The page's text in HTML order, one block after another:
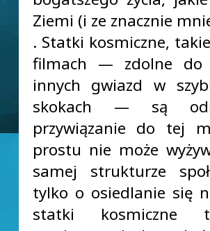
Ziemi (i ze znacznie
. Statki kosmiczne,
filmach — zdolne do
innych gwiazd w
skokach — są
przywiązanie do tej
prostu nie może
samej strukturze
tylko o osiedlanie się
statki kosmiczne